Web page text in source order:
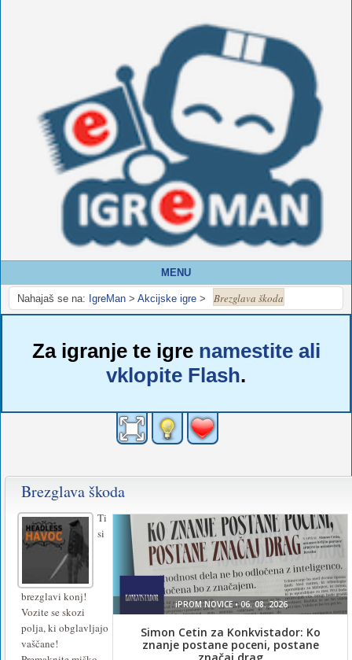
MENU
Nahajaš se na: IgreMan > Akcijske igre > Brezglava škoda
Za igranje te igre namestite ali
vklopite Flash.
Brezglava škoda
Ti
si
brezglavi konj!
Vozite se skozi
polja, ki obglavljajo
vaščane!